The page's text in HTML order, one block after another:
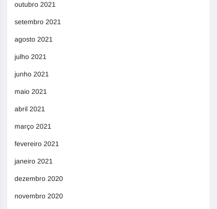
outubro 2021
setembro 2021
agosto 2021
julho 2021
junho 2021
maio 2021
abril 2021
março 2021
fevereiro 2021
janeiro 2021
dezembro 2020
novembro 2020